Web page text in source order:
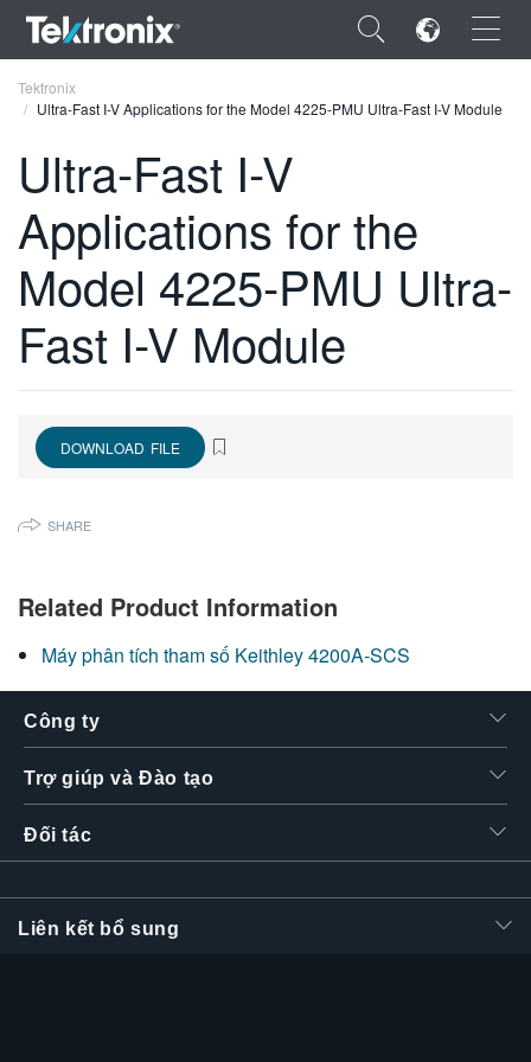
×
ENGLISH
FRANÇAIS
DEUTSCH
VIỆT NAM
日本語
Tektronix
Ultra-Fast I-V Applications for the Model 4225-PMU Ultra-Fast I-V Module
Ultra-Fast I-V
Applications for the
Model 4225-PMU Ultra-
Fast I-V Module
DOWNLOAD FILE
SHARE
Related Product Information
Máy phân tích tham số Keithley 4200A-SCS
Công ty
Trợ giúp và Đào tạo
Đối tác
Liên kết bổ sung